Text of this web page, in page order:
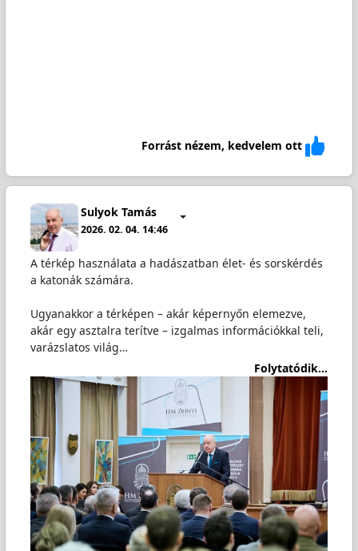
Forrást nézem, kedvelem ott
Sulyok Tamás
2026. 02. 04. 14:46
A térkép használata a hadászatban élet- és sorskérdés
a katonák számára.
Ugyanakkor a térképen – akár képernyőn elemezve,
akár egy asztalra terítve – izgalmas információkkal teli,
varázslatos világ…
Folytatódik...